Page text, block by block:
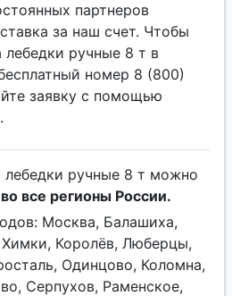
партнеров
за наш счет. Чтобы
лебедки ручные 8 т в
номер 8 (800)
заявку с помощью
лебедки ручные 8 т можно
все регионы России.
Москва, Балашиха,
Королёв, Люберцы,
Одинцово, Коломна,
Серпухов, Раменское,